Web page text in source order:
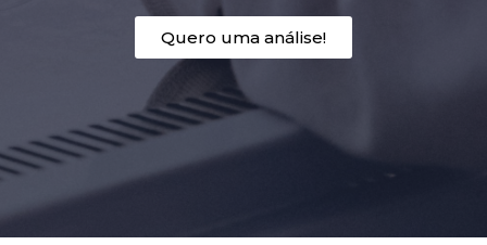
Quero uma análise!